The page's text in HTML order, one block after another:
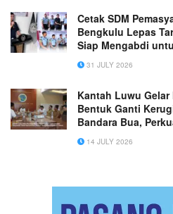
Cetak SDM
Bengkulu Lepas
Siap Mengabdi
31 JULY 2026
Kantah Luwu
Bentuk Ganti
Bandara Bua,
Hukum
14 JULY 2026